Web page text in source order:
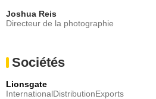
Joshua Reis
Directeur de la photographie
Sociétés
Lionsgate
InternationalDistributionExports